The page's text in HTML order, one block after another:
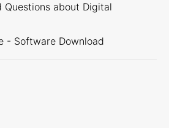
Questions about Digital
- Software Download